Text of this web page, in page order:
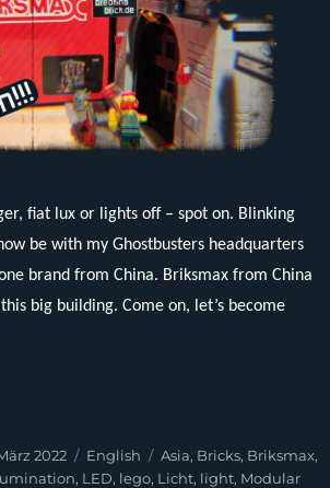
fiat lux or lights off – spot on. Blinking
be with my Ghostbusters headquarters
brand from China. Briksmax from China
big building. Come on, let’s become
(Kit for Lego 75827 or clones)“
2022 Kategorien
English Schlagwörter
Asia, Bricks, Briksmax,
, LED, lego, Licht, light, Modular